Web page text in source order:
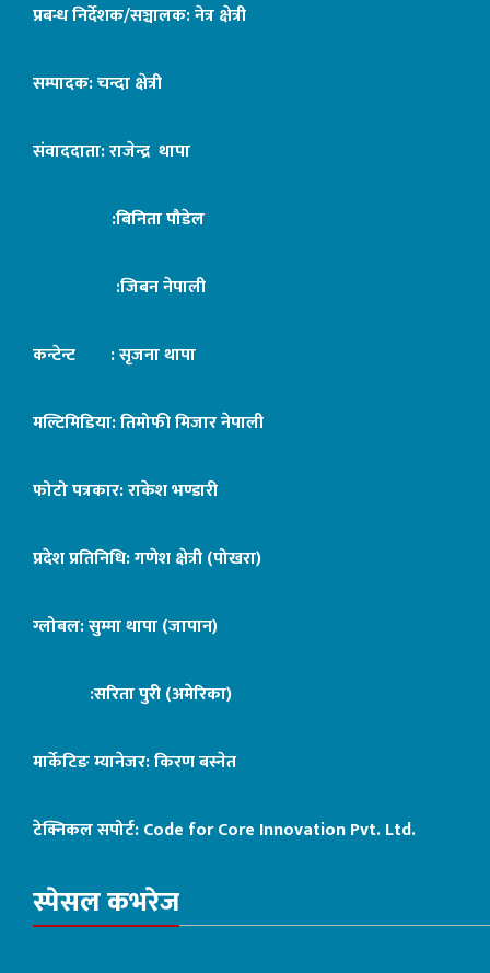
प्रबन्ध निर्देशक/सञ्चालक: नेत्र क्षेत्री
सम्पादक: चन्दा क्षेत्री
संवाददाता: राजेन्द्र थापा
:बिनिता पौडेल
:जिबन नेपाली
कन्टेन्ट : सृजना थापा
मल्टिमिडिया: तिमोफी मिजार नेपाली
फोटो पत्रकार: राकेश भण्डारी
प्रदेश प्रतिनिधि: गणेश क्षेत्री (पोखरा)
ग्लोबल: सुम्मा थापा (जापान)
:सरिता पुरी (अमेरिका)
मार्केटिङ म्यानेजर: किरण बस्नेत
टेक्निकल सपोर्ट:Code for Core Innovation Pvt. Ltd.
स्पेसल कभरेज